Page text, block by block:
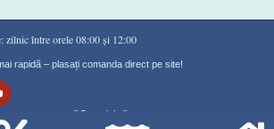
între orele 08:00 și 12:00
rapidă – plasați comanda direct pe site!
на прах ®Copyright©